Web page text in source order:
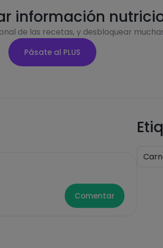
información
de las recetas, y desbloquear
Pásate al PLUS
Comentar